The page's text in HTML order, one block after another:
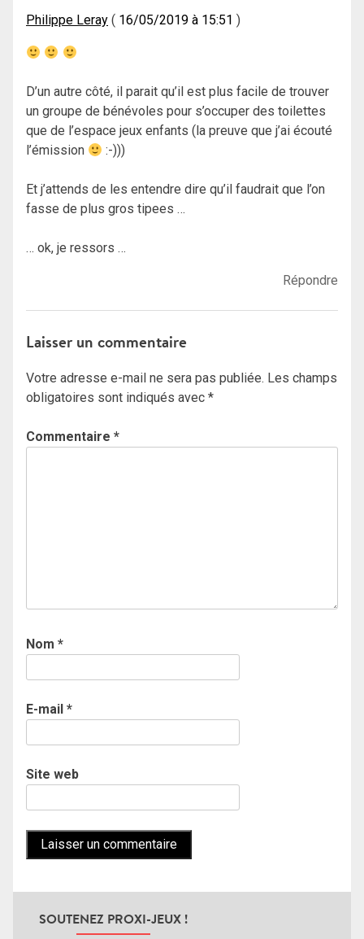
Philippe Leray 16/05/2019 à 15:51
D’un autre côté, il parait qu’il est plus facile de trouver
un groupe de bénévoles pour s’occuper des toilettes
que de l’espace jeux enfants (la preuve que j’ai écouté
l’émission
:-)))
Et j’attends de les entendre dire qu’il faudrait que l’on
fasse de plus gros tipees …
… ok, je ressors …
Répondre
Laisser un commentaire
Votre adresse e-mail ne sera pas publiée. Les champs
obligatoires sont indiqués avec *
Commentaire *
Nom *
E-mail *
Site web
SOUTENEZ PROXI-JEUX !